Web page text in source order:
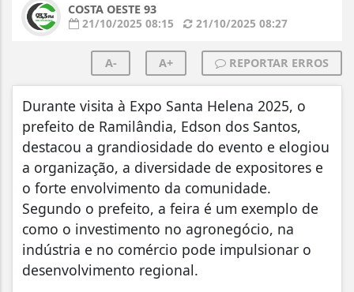
COSTA OESTE 93
21/10/2025 08:15
21/10/2025 08:27
A- A+ REPORTAR ERROS
Durante visita à Expo Santa Helena 2025, o
prefeito de Ramilândia, Edson dos Santos,
destacou a grandiosidade do evento e elogiou
a organização, a diversidade de expositores e
o forte envolvimento da comunidade.
Segundo o prefeito, a feira é um exemplo de
como o investimento no agronegócio, na
indústria e no comércio pode impulsionar o
desenvolvimento regional.